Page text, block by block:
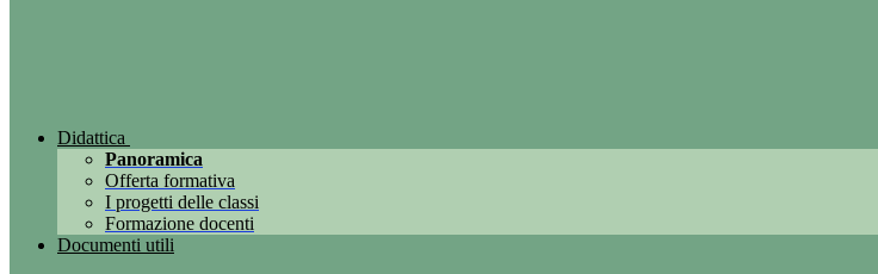
Didattica
Panoramica
Offerta formativa
I progetti delle classi
Formazione docenti
Documenti utili